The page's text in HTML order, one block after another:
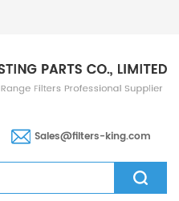
Sales@filters-king.com